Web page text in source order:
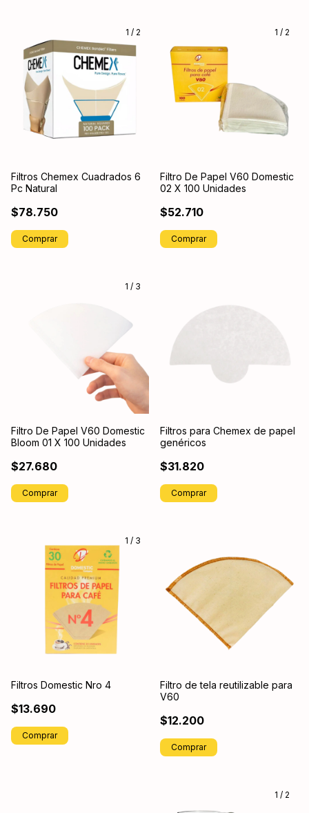
1 / 2
Filtros Chemex Cuadrados 6
Pc Natural
$78.750
1 / 2
Filtro De Papel V60 Domestic
02 X 100 Unidades
$52.710
1 / 3
Filtro De Papel V60 Domestic
Bloom 01 X 100 Unidades
$27.680
Filtros para Chemex de papel
genéricos
$31.820
Comprar
1 / 3
Filtros Domestic Nro 4
$13.690
Comprar
Filtro de tela reutilizable para
V60
$12.200
1 / 2